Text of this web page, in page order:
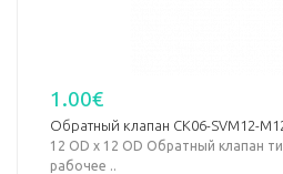
1.00€
Обратный клапан CK06-SVM12-
12 OD х 12 OD Обратный клапан
рабочее ..